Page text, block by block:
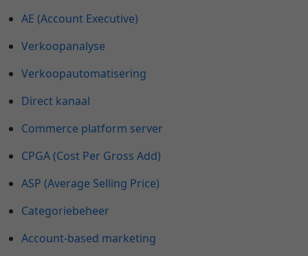
AE (Account Executive)
Verkoopanalyse
Verkoopautomatisering
Direct kanaal
Commerce platform server
CPGA (Cost Per Gross Add)
ASP (Average Selling Price)
Categoriebeheer
Account-based marketing